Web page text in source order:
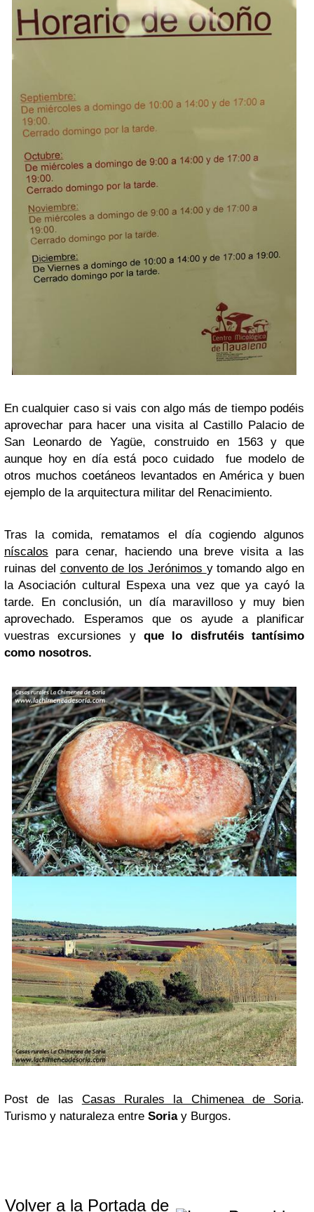
En cualquier caso si vais con algo más de tiempo podéis
aprovechar para hacer una visita al Castillo Palacio de
San Leonardo de Yagüe, construido en 1563 y que
aunque hoy en día está poco cuidado fue modelo de
otros muchos coetáneos levantados en América y buen
ejemplo de la arquitectura militar del Renacimiento.
Tras la comida, rematamos el día cogiendo algunos
níscalos para cenar, haciendo una breve visita a las
ruinas del convento de los Jerónimos y tomando algo en
la Asociación cultural Espexa una vez que ya cayó la
tarde. En conclusión, un día maravilloso y muy bien
aprovechado. Esperamos que os ayude a planificar
vuestras excursiones y que lo disfrutéis tantísimo
como nosotros.
Post de las Casas Rurales la Chimenea de Soria.
Turismo y naturaleza entre Soriay Burgos.
Volver a la Portada de